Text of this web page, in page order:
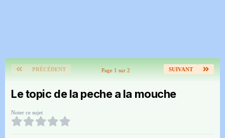
PRÉCÉDENT SUIVANT
Page 1 sur 2
Le topic de la peche a la mouche
Noter ce sujet